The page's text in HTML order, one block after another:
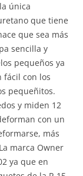
única
que tiene
que sea más
sencilla y
pequeños ya
fácil con los
pequeñitos.
y miden 12
con un
más
marca Owner
ya que en